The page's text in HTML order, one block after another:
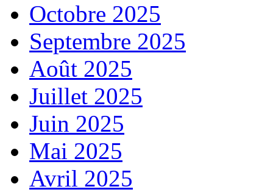
Octobre 2025
Septembre 2025
Août 2025
Juillet 2025
Juin 2025
Mai 2025
Avril 2025